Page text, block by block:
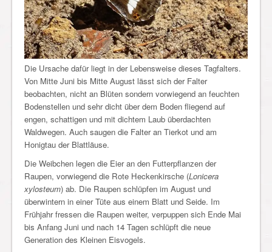
Die Ursache dafür liegt in der Lebensweise dieses Tagfalters.
Von Mitte Juni bis Mitte August lässt sich der Falter
beobachten, nicht an Blüten sondern vorwiegend an feuchten
Bodenstellen und sehr dicht über dem Boden fliegend auf
engen, schattigen und mit dichtem Laub überdachten
Waldwegen. Auch saugen die Falter an Tierkot und am
Honigtau der Blattläuse.
Die Weibchen legen die Eier an den Futterpflanzen der
Raupen, vorwiegend die Rote Heckenkirsche (Lonicera
xylosteum) ab. Die Raupen schlüpfen im August und
überwintern in einer Tüte aus einem Blatt und Seide. Im
Frühjahr fressen die Raupen weiter, verpuppen sich Ende Mai
bis Anfang Juni und nach 14 Tagen schlüpft die neue
Generation des Kleinen Eisvogels.